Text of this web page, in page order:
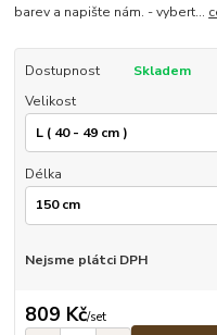
barev a napište nám. - vybert...
Dostupnost
Skladem
Velikost
Délka
Nejsme plátci DPH
809 Kč/set